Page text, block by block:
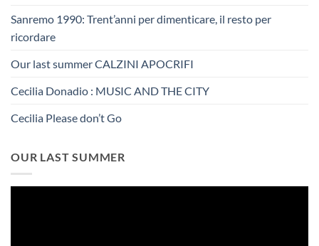
Sanremo 1990: Trent’anni per dimenticare, il resto per
ricordare
Our last summer CALZINI APOCRIFI
Cecilia Donadio : MUSIC AND THE CITY
Cecilia Please don’t Go
OUR LAST SUMMER